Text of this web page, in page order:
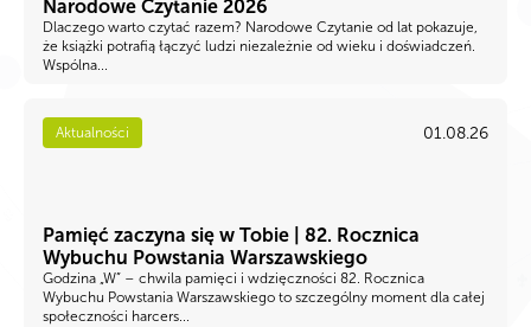
Narodowe Czytanie 2026
Dlaczego warto czytać razem? Narodowe Czytanie od lat pokazuje,
że książki potrafią łączyć ludzi niezależnie od wieku i doświadczeń.
Wspólna...
Aktualności 01.08.26
Pamięć zaczyna się w Tobie | 82. Rocznica
Wybuchu Powstania Warszawskiego
Godzina „W” – chwila pamięci i wdzięczności 82. Rocznica
Wybuchu Powstania Warszawskiego to szczególny moment dla całej
społeczności harcers...